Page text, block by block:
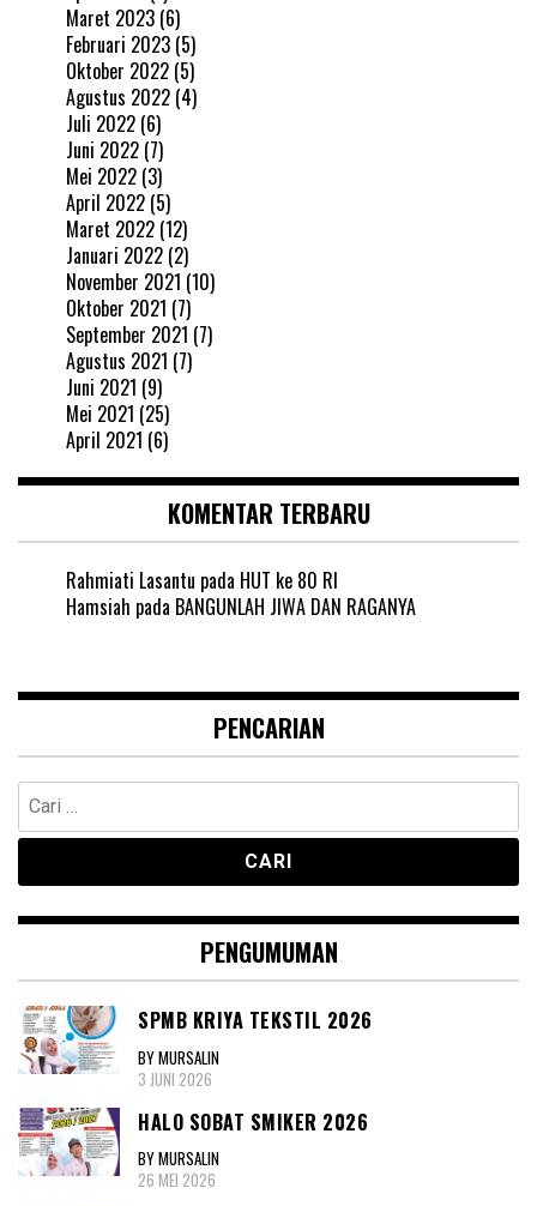
Maret 2023 (6)
Februari 2023 (5)
Oktober 2022 (5)
Agustus 2022 (4)
Juli 2022 (6)
Juni 2022 (7)
Mei 2022 (3)
April 2022 (5)
Maret 2022 (12)
Januari 2022 (2)
November 2021 (10)
Oktober 2021 (7)
September 2021 (7)
Agustus 2021 (7)
Juni 2021 (9)
Mei 2021 (25)
April 2021 (6)
KOMENTAR TERBARU
Rahmiati Lasantu pada HUT ke 80 RI
Hamsiah pada BANGUNLAH JIWA DAN RAGANYA
PENCARIAN
Cari
untuk:
PENGUMUMAN
SPMB KRIYA TEKSTIL 2026
BY MURSALIN
3 JUNI 2026
HALO SOBAT SMIKER 2026
BY MURSALIN
26 MEI 2026